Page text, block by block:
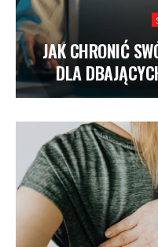
JAK CHRONIĆ
DLA